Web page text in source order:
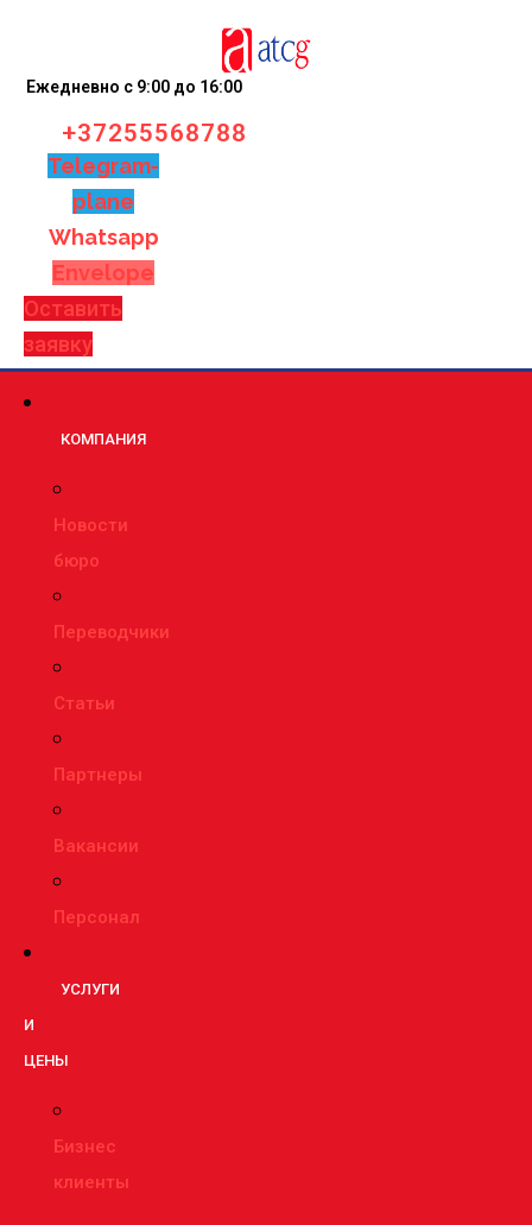
Ежедневно с 9:00 до 16:00
+37255568788
Telegram-
plane
Whatsapp
Envelope
Оставить
заявку
КОМПАНИЯ
Новости
бюро
Переводчики
Статьи
Партнеры
Вакансии
Персонал
УСЛУГИ
И
ЦЕНЫ
Бизнес
клиенты